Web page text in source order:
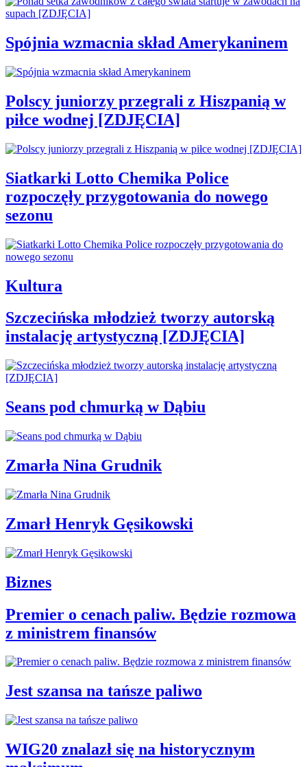
Spójnia wzmacnia skład Amerykaninem
Polscy juniorzy przegrali z Hiszpanią w
piłce wodnej [ZDJĘCIA]
Siatkarki Lotto Chemika Police
rozpoczęły przygotowania do nowego
sezonu
Kultura
Szczecińska młodzież tworzy autorską
instalację artystyczną [ZDJĘCIA]
Seans pod chmurką w Dąbiu
Zmarła Nina Grudnik
Zmarł Henryk Gęsikowski
Biznes
Premier o cenach paliw. Będzie rozmowa
z ministrem finansów
Jest szansa na tańsze paliwo
WIG20 znalazł się na historycznym